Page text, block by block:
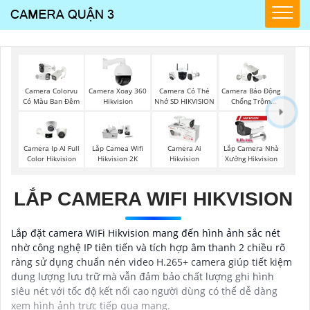
Camera Colorvu
Có Màu Ban Đêm
Camera Xoay 360
Hikvision
Camera Có Thẻ
Nhớ SD HIKVISION
Camera Báo Động
Chống Trộm
Camera Ip AI Full
Color Hikvision
Lắp Camea Wifi
Hikvision 2K
Camera Ai
Hikvision
Lắp Camera Nhà
Xưởng Hikvision
LẮP CAMERA WIFI HIKVISION
Lắp đặt camera WiFi Hikvision mang đến hình ảnh sắc nét
nhờ công nghệ IP tiên tiến và tích hợp âm thanh 2 chiều rõ
ràng sử dụng chuẩn nén video H.265+ camera giúp tiết kiệm
dung lượng lưu trữ mà vẫn đảm bảo chất lượng ghi hình
siêu nét với tốc độ kết nối cao người dùng có thể dễ dàng
xem hình ảnh trực tiếp qua mạng.